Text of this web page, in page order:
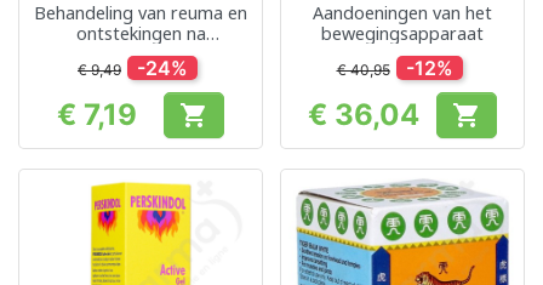
Behandeling van reuma en
ontstekingen na
verwondingen
€ 9,49 -24%
Prijs
€ 7,19 
Aandoeningen van het
bewegingsapparaat
€ 40,95 -12%
Prijs
€ 36,04 